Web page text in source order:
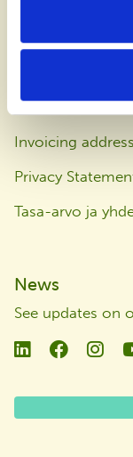
Finland
Invoicing address
Privacy
Tasa-arvo ja
News
See updates on
Linkedin